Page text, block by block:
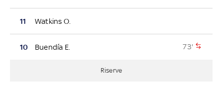
11 Watkins O.
10 Buendía E. 73'
Riserve